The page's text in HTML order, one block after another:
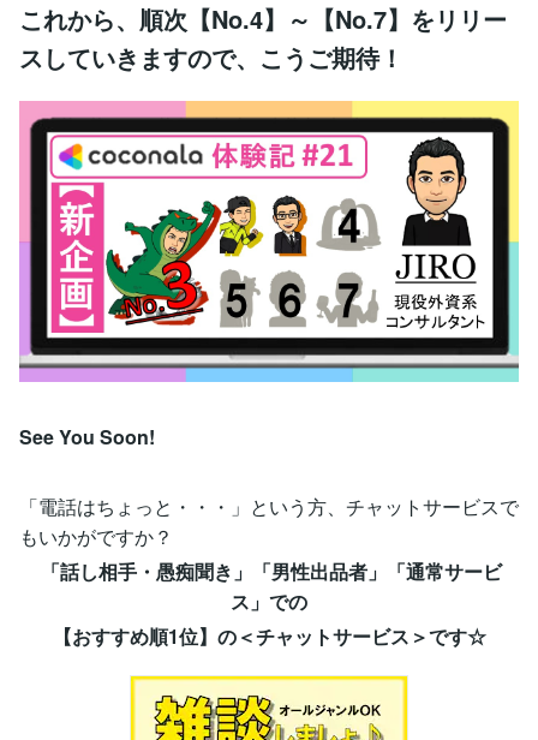
これから、順次【No.4】～【No.7】をリリー
スしていきますので、こうご期待！
See You Soon!
「電話はちょっと・・・」という方、チャットサービスで
もいかがですか？
「話し相手・愚痴聞き」「男性出品者」「通常サービ
ス」での
【おすすめ順1位】の＜チャットサービス＞です☆